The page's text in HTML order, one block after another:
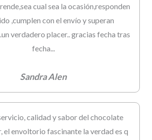
cual sea la ocasión,responden
,cumplen con el envío y superan
verdadero placer.. gracias fecha tras
fecha...
Sandra Alen
calidad y sabor del chocolate
el envoltorio fascinante la verdad es q